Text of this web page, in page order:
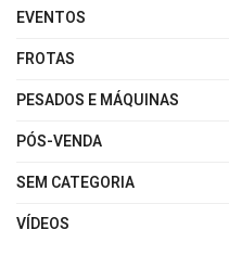
EVENTOS
FROTAS
PESADOS E MÁQUINAS
PÓS-VENDA
SEM CATEGORIA
VÍDEOS